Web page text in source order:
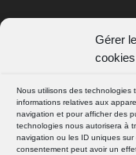
Gérer
cookies
Nous utilisons des technologies
informations relatives aux
navigation et pour afficher des
technologies nous autorisera à
navigation ou les ID uniques
consentement peut avoir un
SUIVEZ NOUS
INSTAGRAM